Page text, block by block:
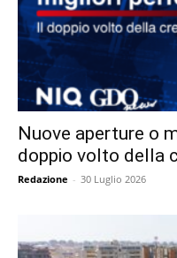
Nuove aperture o
doppio volto della
Redazione - 30 Luglio 2026